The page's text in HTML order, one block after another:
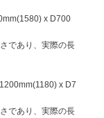
x D700
であり、実際の長
x D7
であり、実際の長